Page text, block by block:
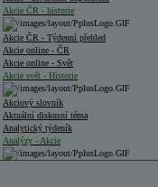
Akcie ČR - historie
Akcie ČR - Týdenní přehled
Akcie online - ČR
Akcie online - Svět
Akcie svět - Historie
Akciový slovník
Aktuální diskusní téma
Analytický týdeník
Analýzy - Akcie